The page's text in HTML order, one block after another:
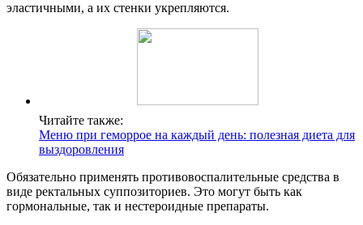
эластичными, а их стенки укрепляются.
Читайте также:
Меню при геморрое на каждый день: полезная диета для
выздоровления
Обязательно применять противовоспалительные средства в
виде ректальных суппозиториев. Это могут быть как
гормональные, так и нестероидные препараты.